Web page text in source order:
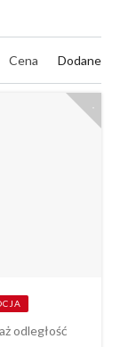
Cena Dodane
odległość